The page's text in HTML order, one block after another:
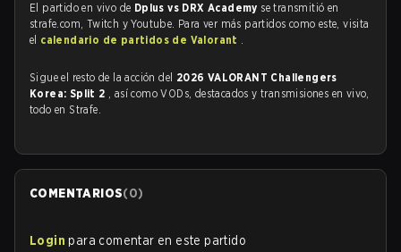
El partido en vivo de Dplus vs DRX Academy se transmitió en
strafe.com, Twitch y Youtube. Para ver más partidos como este, visita
el calendario de partidos de Valorant .
Sigue el resto de la acción del 2026 VALORANT Challengers
Korea: Split 2 , así como VODs, destacados y transmisiones en vivo,
todo en Strafe.
COMENTARIOS(0)
Login para comentar en este partido